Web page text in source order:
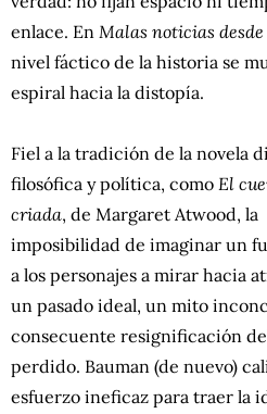
enlace. En Malas noticias
nivel fáctico de la historia se
espiral hacia la distopía.
Fiel a la tradición de la novela
filosófica y política, como El
criada, de Margaret Atwood, la
imposibilidad de imaginar un
a los personajes a mirar hacia
un pasado ideal, un mito
consecuente resignificación
perdido. Bauman (de nuevo)
esfuerzo ineficaz para traer la